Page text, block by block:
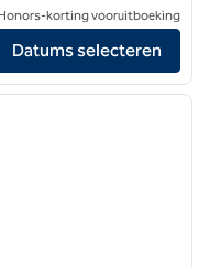
Berkeley
korting vooruitboeking
Datums selecteren
1/12